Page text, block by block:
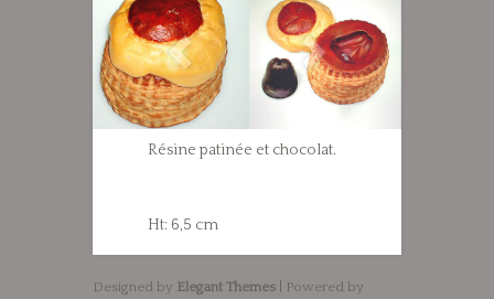
Résine patinée et chocolat.
Ht: 6,5 cm
Designed by Elegant Themes | Powered by